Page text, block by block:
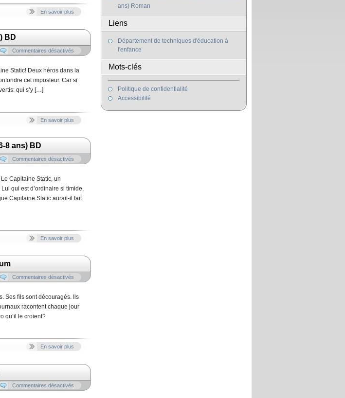
En savoir plus
BD
Commentaires désactivés
Static! Deux héros dans la
cet imposteur. Car si
qui s’y […]
En savoir plus
8 ans) BD
Commentaires désactivés
Capitaine Static, un
qui est d’ordinaire si timide,
Capitaine Static aurait-il fait
En savoir plus
Commentaires désactivés
Ses fils sont découragés. Ils
racontent chaque jour
qu’il le croient?
En savoir plus
Commentaires désactivés
ans) Roman
Liens
Département de techniques d'éducation à
l'enfance
Mots-clés
Politique de confidentialité
Accessibilité